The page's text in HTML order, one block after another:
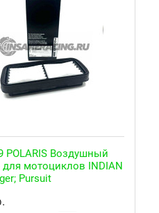
POLARIS Воздушный
для мотоциклов INDIAN
Pursuit